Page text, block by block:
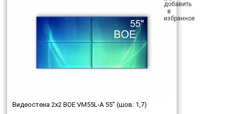
Видеостена 2x2 BOE VM55L-A 55" (шов: 1,7)